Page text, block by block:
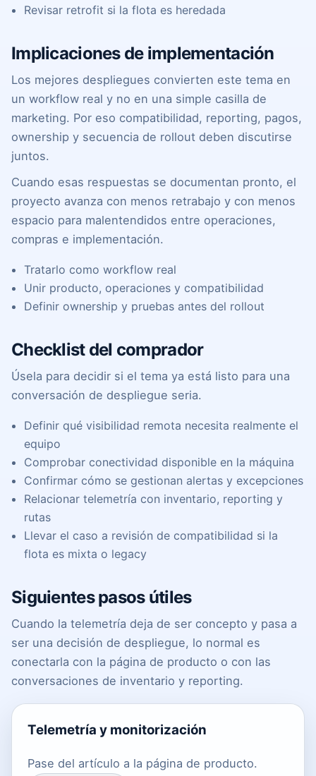
Revisar retrofit si la flota es heredada
Implicaciones de implementación
Los mejores despliegues convierten este tema en
un workflow real y no en una simple casilla de
marketing. Por eso compatibilidad, reporting, pagos,
ownership y secuencia de rollout deben discutirse
juntos.
Cuando esas respuestas se documentan pronto, el
proyecto avanza con menos retrabajo y con menos
espacio para malentendidos entre operaciones,
compras e implementación.
Tratarlo como workflow real
Unir producto, operaciones y compatibilidad
Definir ownership y pruebas antes del rollout
Checklist del comprador
Úsela para decidir si el tema ya está listo para una
conversación de despliegue seria.
Definir qué visibilidad remota necesita realmente el
equipo
Comprobar conectividad disponible en la máquina
Confirmar cómo se gestionan alertas y excepciones
Relacionar telemetría con inventario, reporting y
rutas
Llevar el caso a revisión de compatibilidad si la
flota es mixta o legacy
Siguientes pasos útiles
Cuando la telemetría deja de ser concepto y pasa a
ser una decisión de despliegue, lo normal es
conectarla con la página de producto o con las
conversaciones de inventario y reporting.
Telemetría y monitorización
Pase del artículo a la página de producto.